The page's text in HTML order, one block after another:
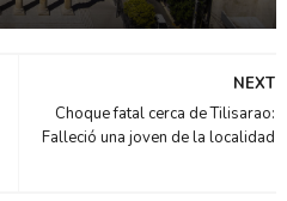
NEXT
Choque fatal cerca de Tilisarao:
Falleció una joven de la localidad